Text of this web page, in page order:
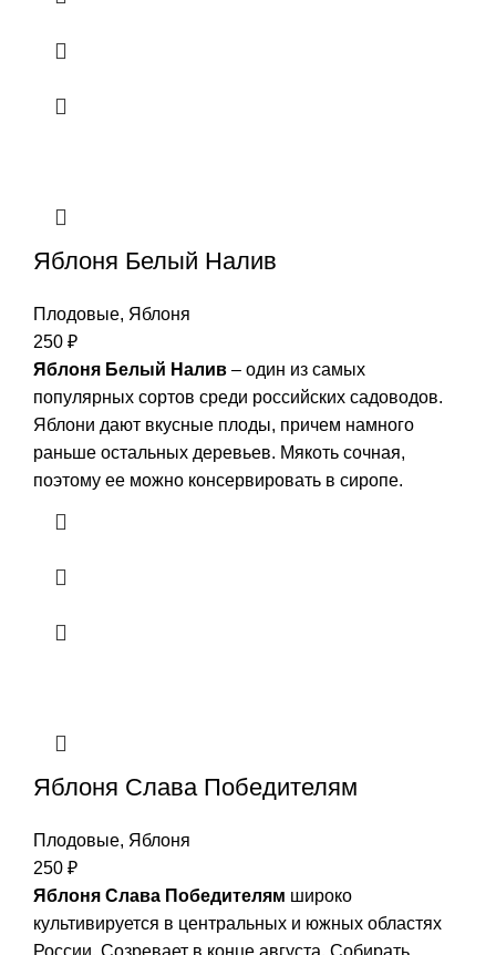
Яблоня Белый Налив
Плодовые, Яблоня
250 ₽
Яблоня Белый Налив – один из самых
популярных сортов среди российских садоводов.
Яблони дают вкусные плоды, причем намного
раньше остальных деревьев. Мякоть сочная,
поэтому ее можно консервировать в сиропе.
Яблоня Слава Победителям
Плодовые, Яблоня
250 ₽
Яблоня Слава Победителям широко
культивируется в центральных и южных областях
России. Созревает в конце августа. Собирать